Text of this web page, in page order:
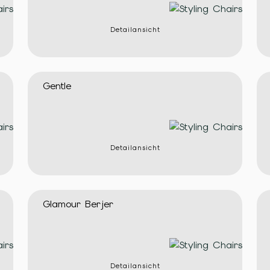
Detailansicht
Gentle
Detailansicht
Glamour Berjer
Detailansicht